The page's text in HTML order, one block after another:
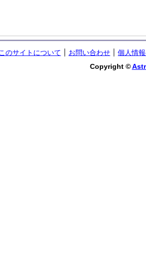
このサイトについて お問い合わせ
個人情
Copyright ©